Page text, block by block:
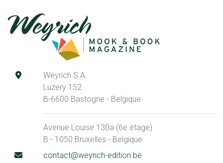
Weyrich S.A.
Luzery 152
B-6600 Bastogne - Belgique
Avenue Louise 130a (6e étage)
B - 1050 Bruxelles - Belgique
contact@weyrich-edition.be